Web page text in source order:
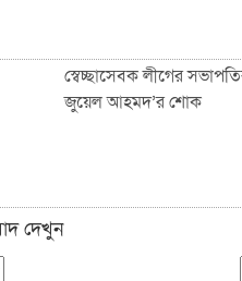
স্বেচ্ছাসেবক লীগের
জুয়েল আহমদ’র শোক
দেখুন